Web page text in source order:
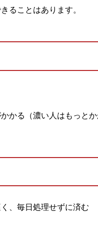
ることはあります。
かる（濃い人はもっとか
、毎日処理せずに済む